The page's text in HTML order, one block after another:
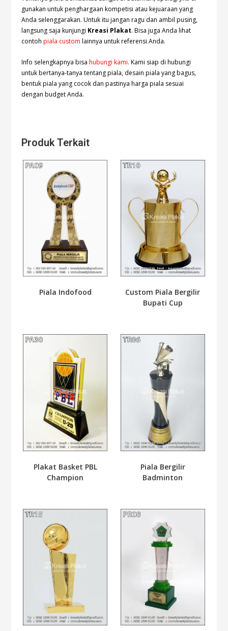
gunakan untuk penghargaan kompetisi atau kejuaraan yang
Anda selenggarakan. Untuk itu jangan ragu dan ambil pusing,
langsung saja kunjungi Kreasi Plakat. Bisa juga Anda lihat
contohpiala custom lainnya untuk referensi Anda.
Info selengkapnya bisahubungi kami. Kami siap di hubungi
untuk bertanya-tanya tentang piala, desain piala yang bagus,
bentuk piala yang cocok dan pastinya harga piala sesuai
dengan budget Anda.
Produk Terkait
Piala Indofood
Custom Piala Bergilir
Bupati Cup
Plakat Basket PBL
Champion
Piala Bergilir
Badminton